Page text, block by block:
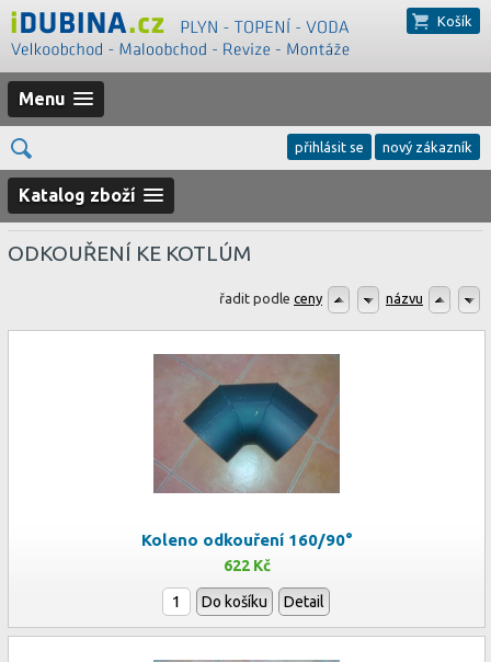
Košík
Menu
přihlásit se nový zákazník
Katalog zboží
ODKOUŘENÍ KE KOTLÚM
řadit podle ceny názvu
Koleno odkouření 160/90°
622 Kč
Do košíku Detail